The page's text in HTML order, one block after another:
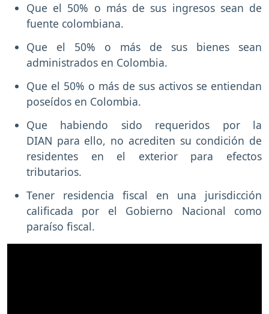
Que el 50% o más de sus ingresos sean de
fuente colombiana.
Que el 50% o más de sus bienes sean
administrados en Colombia.
Que el 50% o más de sus activos se entiendan
poseídos en Colombia.
Que habiendo sido requeridos por la
DIAN para ello, no acrediten su condición de
residentes en el exterior para efectos
tributarios.
Tener residencia fiscal en una jurisdicción
calificada por el Gobierno Nacional como
paraíso fiscal.